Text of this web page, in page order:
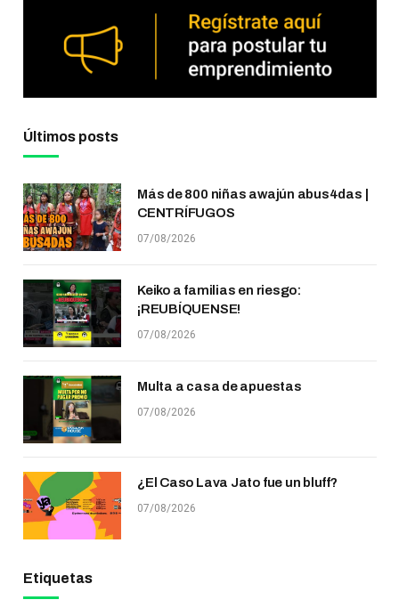
Últimos posts
Más de 800 niñas awajún abus4das |
CENTRÍFUGOS
07/08/2026
Keiko a familias en riesgo:
¡REUBÍQUENSE!
07/08/2026
Multa a casa de apuestas
07/08/2026
¿El Caso Lava Jato fue un bluff?
07/08/2026
Etiquetas